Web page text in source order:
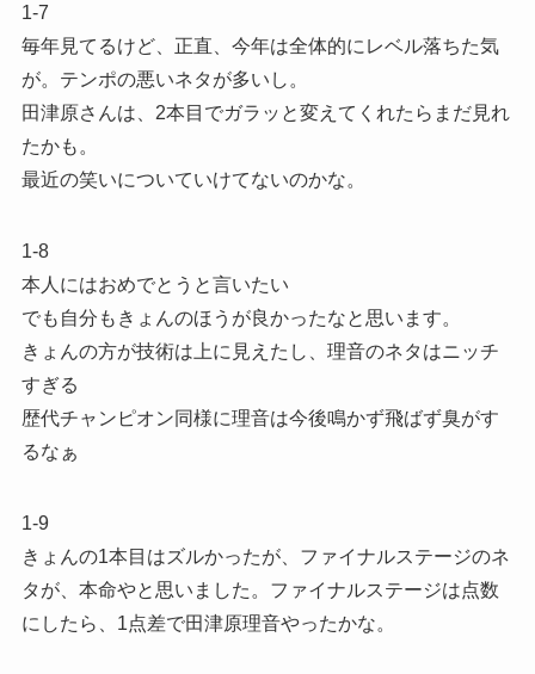
1-7
毎年見てるけど、正直、今年は全体的にレベル落ちた気
が。テンポの悪いネタが多いし。
田津原さんは、2本目でガラッと変えてくれたらまだ見れ
たかも。
最近の笑いについていけてないのかな。
1-8
本人にはおめでとうと言いたい
でも自分もきょんのほうが良かったなと思います。
きょんの方が技術は上に見えたし、理音のネタはニッチ
すぎる
歴代チャンピオン同様に理音は今後鳴かず飛ばず臭がす
るなぁ
1-9
きょんの1本目はズルかったが、ファイナルステージのネ
タが、本命やと思いました。ファイナルステージは点数
にしたら、1点差で田津原理音やったかな。